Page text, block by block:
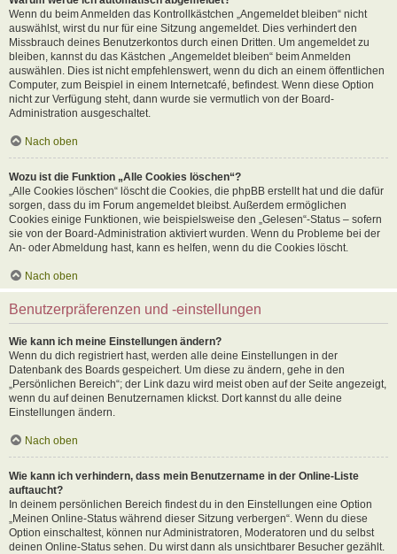
Wenn du beim Anmelden das Kontrollkästchen „Angemeldet bleiben“ nicht
auswählst, wirst du nur für eine Sitzung angemeldet. Dies verhindert den
Missbrauch deines Benutzerkontos durch einen Dritten. Um angemeldet zu
bleiben, kannst du das Kästchen „Angemeldet bleiben“ beim Anmelden
auswählen. Dies ist nicht empfehlenswert, wenn du dich an einem öffentlichen
Computer, zum Beispiel in einem Internetcafé, befindest. Wenn diese Option
nicht zur Verfügung steht, dann wurde sie vermutlich von der Board-
Administration ausgeschaltet.
Nach oben
Wozu ist die Funktion „Alle Cookies löschen“?
„Alle Cookies löschen“ löscht die Cookies, die phpBB erstellt hat und die dafür
sorgen, dass du im Forum angemeldet bleibst. Außerdem ermöglichen
Cookies einige Funktionen, wie beispielsweise den „Gelesen“-Status – sofern
sie von der Board-Administration aktiviert wurden. Wenn du Probleme bei der
An- oder Abmeldung hast, kann es helfen, wenn du die Cookies löscht.
Nach oben
Benutzerpräferenzen und -einstellungen
Wie kann ich meine Einstellungen ändern?
Wenn du dich registriert hast, werden alle deine Einstellungen in der
Datenbank des Boards gespeichert. Um diese zu ändern, gehe in den
„Persönlichen Bereich“; der Link dazu wird meist oben auf der Seite angezeigt,
wenn du auf deinen Benutzernamen klickst. Dort kannst du alle deine
Einstellungen ändern.
Nach oben
Wie kann ich verhindern, dass mein Benutzername in der Online-Liste
auftaucht?
In deinem persönlichen Bereich findest du in den Einstellungen eine Option
„Meinen Online-Status während dieser Sitzung verbergen“. Wenn du diese
Option einschaltest, können nur Administratoren, Moderatoren und du selbst
deinen Online-Status sehen. Du wirst dann als unsichtbarer Besucher gezählt.